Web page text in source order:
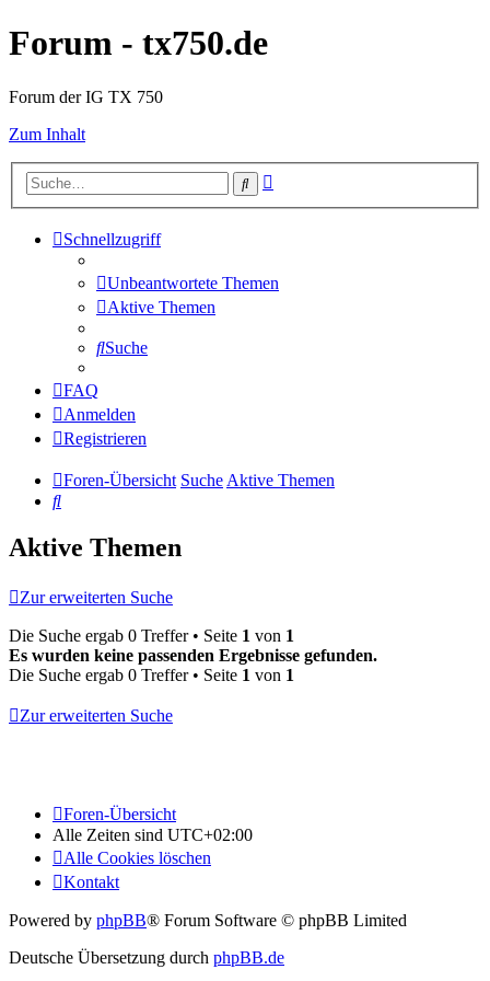
Forum - tx750.de
Forum der IG TX 750
Zum Inhalt
Suche
Schnellzugriff
Unbeantwortete Themen
Aktive Themen
Suche
FAQ
Anmelden
Registrieren
Foren-Übersicht SucheAktive Themen
Suche
Aktive Themen
Zur erweiterten Suche
Die Suche ergab 0 Treffer • Seite 1 von 1
Es wurden keine passenden Ergebnisse gefunden.
Die Suche ergab 0 Treffer • Seite 1 von 1
Zur erweiterten Suche
Foren-Übersicht
Alle Zeiten sind UTC+02:00
Alle Cookies löschen
Kontakt
Powered by phpBB® Forum Software © phpBB Limited
Deutsche Übersetzung durch phpBB.de